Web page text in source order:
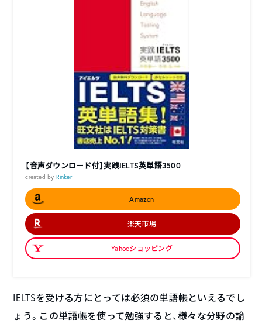
【音声ダウンロード付】実践IELTS英単語3500
created by Rinker
Amazon
楽天市場
Yahooショッピング
IELTSを受ける方にとっては必須の単語帳といえるでし
ょう。この単語帳を使って勉強すると、様々な分野の論